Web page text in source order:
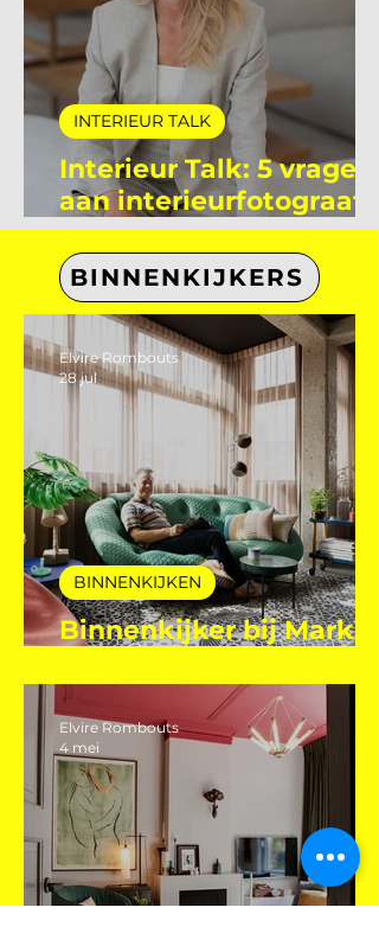
Interieur Talk: 5 vragen
aan interieurfotograaf
Eefje Lammers
INTERIEUR TALK
BINNENKIJKERS
Binnenkijker bij Mark
Mutsaers
BINNENKIJKEN
Elvire Rombouts
Elvire Rombouts
4 mei